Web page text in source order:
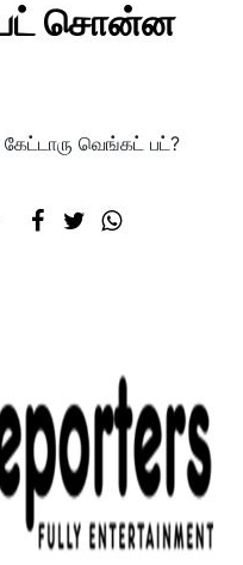
பட் சொன்ன
வெங்கட் பட்?